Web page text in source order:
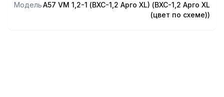
МодельА57 VM 1,2-1 (ВХС-1,2 Арго XL) (ВХС-1,2 Арго XL
(цвет по схеме))